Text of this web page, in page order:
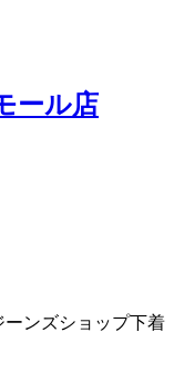
ール店
ーンズショップ下着